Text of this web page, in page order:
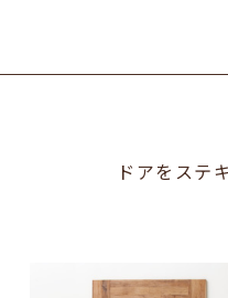
ドアをステ